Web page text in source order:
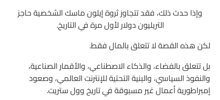
وإذا حدث ذلك، فقد تتجاوز ثروة إيلون ماسك الشخصية حاجز
التريليون دولار لأول مرة في التاريخ.
لكن هذه القصة لا تتعلق بالمال فقط.
بل تتعلق بالفضاء، والذكاء الاصطناعي، والأقمار الصناعية،
والنفوذ السياسي، والبنية التحتية للإنترنت العالمي، وصعود
إمبراطورية أعمال غير مسبوقة في تاريخ وول ستريت.